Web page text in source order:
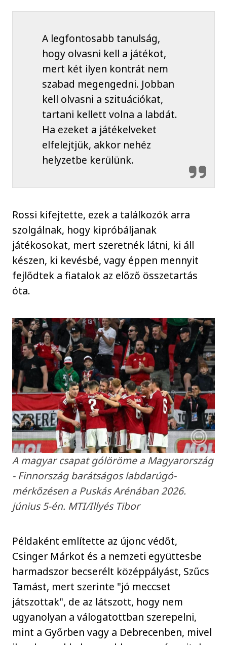
A legfontosabb tanulság,
hogy olvasni kell a játékot,
mert két ilyen kontrát nem
szabad megengedni. Jobban
kell olvasni a szituációkat,
tartani kellett volna a labdát.
Ha ezeket a játékelveket
elfelejtjük, akkor nehéz
helyzetbe kerülünk.
Rossi kifejtette, ezek a találkozók arra
szolgálnak, hogy kipróbáljanak
játékosokat, mert szeretnék látni, ki áll
készen, ki kevésbé, vagy éppen mennyit
fejlődtek a fiatalok az előző összetartás
óta.
A magyar csapat gólöröme a Magyarország
- Finnország barátságos labdarúgó-
mérkőzésen a Puskás Arénában 2026.
június 5-én. MTI/Illyés Tibor
Példaként említette az újonc védőt,
Csinger Márkot és a nemzeti együttesbe
harmadszor becserélt középpályást, Szűcs
Tamást, mert szerinte "jó meccset
játszottak", de az látszott, hogy nem
ugyanolyan a válogatottban szerepelni,
mint a Győrben vagy a Debrecenben, mivel